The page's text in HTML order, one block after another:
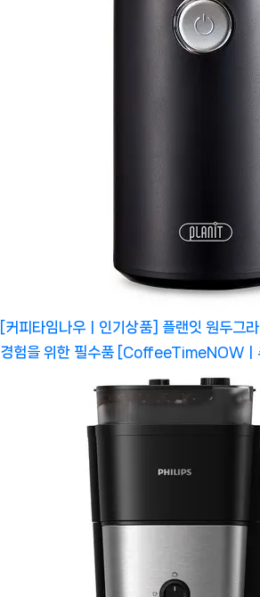
[커피타임나우ㅣ인기상품] 플랜잇 원두그
경험을 위한 필수품 [CoffeeTimeNOWㅣ